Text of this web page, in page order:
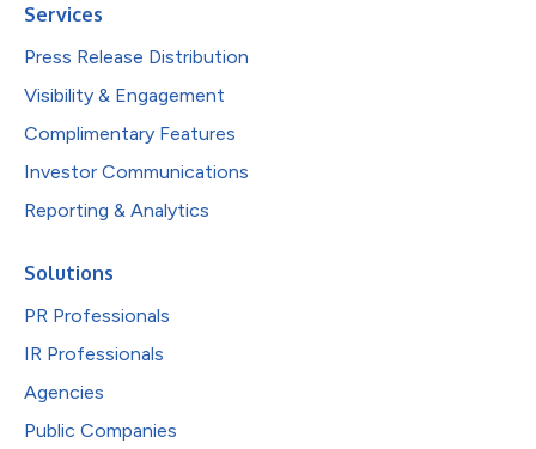
Services
Press Release Distribution
Visibility & Engagement
Complimentary Features
Investor Communications
Reporting & Analytics
Solutions
PR Professionals
IR Professionals
Agencies
Public Companies